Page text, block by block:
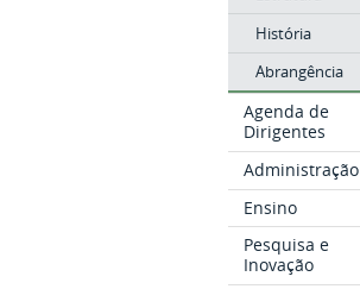
História
Abrangência
Agenda de
Dirigentes
Administração
Ensino
Pesquisa e
Inovação